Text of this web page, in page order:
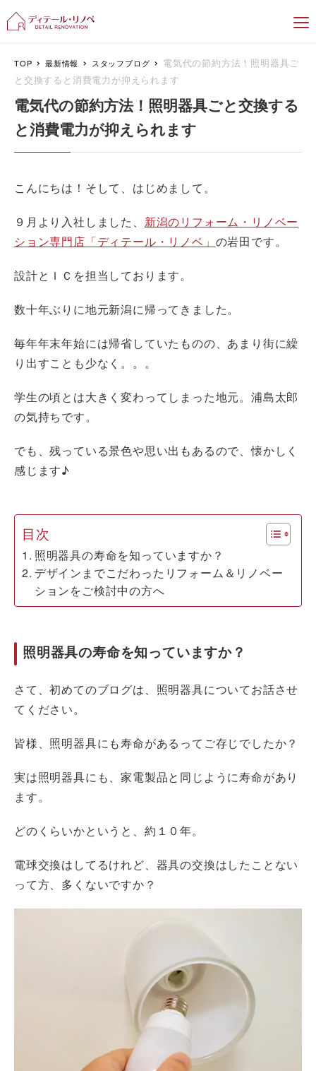
新潟のリフォーム＆リノベーション専
TOP 最新情報 スタッフブログ
電気代の節約方法！照明器具ご
と交換すると消費電力が抑えられます
電気代の節約方法！照明器具ごと交換する
と消費電力が抑えられます
こんにちは！そして、はじめまして。
９月より入社しました、 新潟のリフォーム・リノベー
ション専門店「ディテール・リノベ」 の岩田です。
設計とＩＣを担当しております。
数十年ぶりに地元新潟に帰ってきました。
毎年年末年始には帰省していたものの、あまり街に繰
り出すことも少なく。。。
学生の頃とは大きく変わってしまった地元。浦島太郎
の気持ちです。
でも、残っている景色や思い出もあるので、懐かしく
感じます♪
目次
照明器具の寿命を知っていますか？
デザインまでこだわったリフォーム＆リノベー
ションをご検討中の方へ
照明器具の寿命を知っていますか？
さて、初めてのブログは、照明器具についてお話させ
てください。
皆様、照明器具にも寿命があるってご存じでしたか？
実は照明器具にも、家電製品と同じように寿命があり
ます。
どのくらいかというと、約１０年。
電球交換はしてるけれど、器具の交換はしたことない
って方、多くないですか？